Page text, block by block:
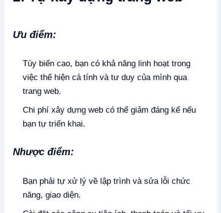
Ưu điểm:
Tùy biến cao, bạn có khả năng linh hoạt trong
việc thể hiện cá tính và tư duy của mình qua
trang web.
Chi phí xây dựng web có thể giảm đáng kể nếu
bạn tự triển khai.
Nhược điểm:
Bạn phải tự xử lý về lập trình và sửa lỗi chức
năng, giao diện.